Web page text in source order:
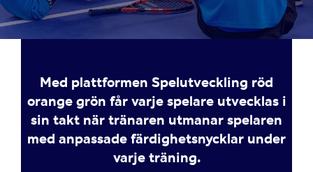
Med plattformen Spelutveckling röd
orange grön får varje spelare utvecklas i
sin takt när tränaren utmanar spelaren
med anpassade färdighetsnycklar under
varje träning.